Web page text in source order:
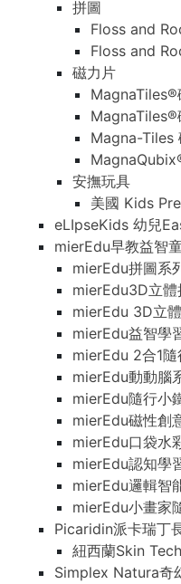
拼圖
Floss and
Floss and
磁力片
MagnaTiles®
MagnaTiles®
Magna-Tiles
安撫玩具
美國 Kids
eLIpseKids 幼兒
mierEdu早教益智
mierEdu拼圖系
mierEdu3D立體
mierEdu 3D立
mierEdu益智學
mierEdu 2合1
mierEdu動動腦
mierEdu隨行小
mierEdu磁性創
mierEdu口袋水
mierEdu認知學
mierEdu邏輯智
mierEdu小畫家
Picaridin派卡瑞丁
紐西蘭Skin
Simplex Natura奇